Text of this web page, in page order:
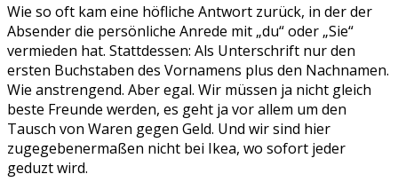
Wie so oft kam eine höfliche Antwort zurück, in der der
Absender die persönliche Anrede mit „du“ oder „Sie“
vermieden hat. Stattdessen: Als Unterschrift nur den
ersten Buchstaben des Vornamens plus den Nachnamen.
Wie anstrengend. Aber egal. Wir müssen ja nicht gleich
beste Freunde werden, es geht ja vor allem um den
Tausch von Waren gegen Geld. Und wir sind hier
zugegebenermaßen nicht bei Ikea, wo sofort jeder
geduzt wird.